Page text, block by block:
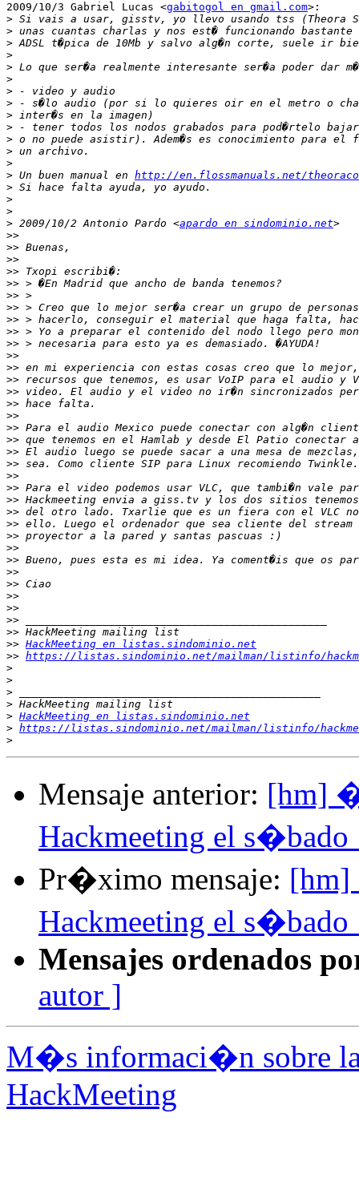
2009/10/3 Gabriel Lucas <gabitogol en gmail.com>:
>
>
>
>
>
>
>
>
>
>
>
>
>
> Un buen manual en http://en.flossmanuals.net/
>
>
>
> 2009/10/2 Antonio Pardo <apardo en sindominio.net
>>
>>
>>
>>
>>
>>
>>
>>
>>
>>
>>
>>
>>
>>
>>
>>
>>
>>
>>
>>
>>
>>
>>
>>
>>
>>
>>
>>
>>
>>
>>
>>
>>
>>
>> HackMeeting en listas.sindominio.net
>> https://listas.sindominio.net/mailman/listinfo/
>
>
>
>
> HackMeeting en listas.sindominio.net
> https://listas.sindominio.net/mailman/listinfo/
>
Mensaje anterior: [hm]
Hackmeeting el s�bado
Pr�ximo mensaje:
Hackmeeting el s�bado
Mensajes ordenados
autor ]
M�s informaci�n sobre
HackMeeting